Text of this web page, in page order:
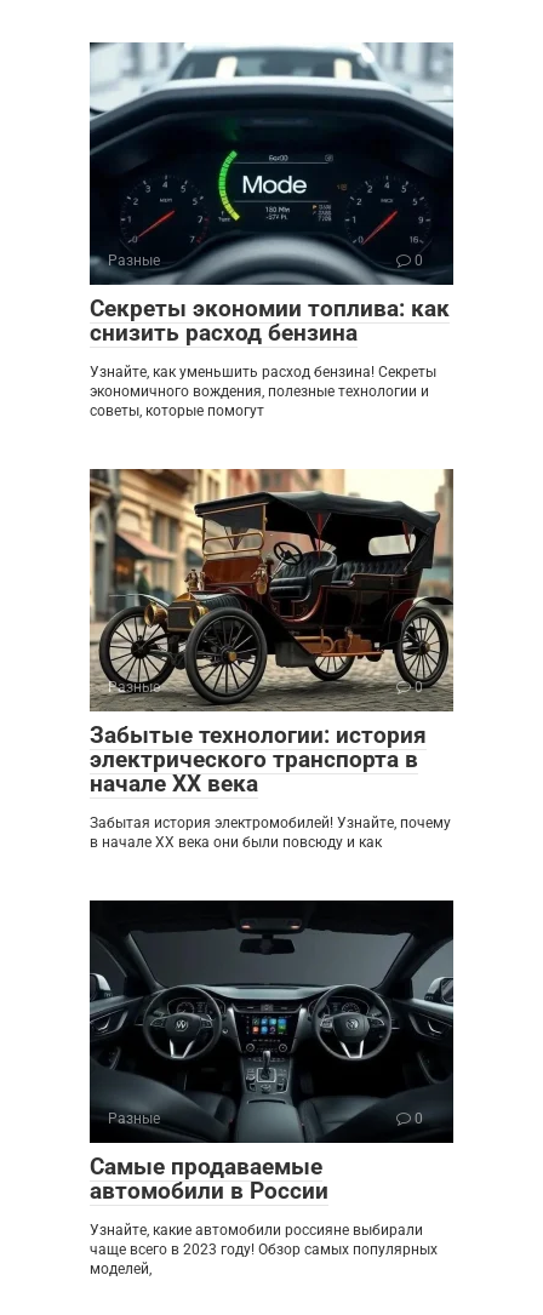
Разные 0
Секреты экономии топлива: как
снизить расход бензина
Узнайте, как уменьшить расход бензина! Секреты
экономичного вождения, полезные технологии и
советы, которые помогут
Разные 0
Забытые технологии: история
электрического транспорта в
начале XX века
Забытая история электромобилей! Узнайте, почему
в начале XX века они были повсюду и как
Разные 0
Самые продаваемые
автомобили в России
Узнайте, какие автомобили россияне выбирали
чаще всего в 2023 году! Обзор самых популярных
моделей,